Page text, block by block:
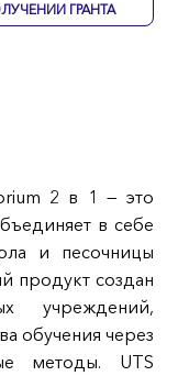
ГРАНТА
2 в 1 — это
в себе
и песочницы
продукт создан
учреждений,
обучения через
методы. UTS